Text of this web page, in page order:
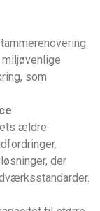
som
ældre
der